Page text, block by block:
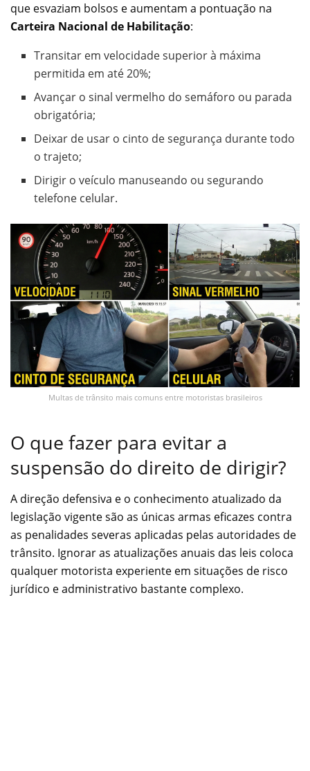
que esvaziam bolsos e aumentam a pontuação na
Carteira Nacional de Habilitação:
Transitar em velocidade superior à máxima
permitida em até 20%;
Avançar o sinal vermelho do semáforo ou parada
obrigatória;
Deixar de usar o cinto de segurança durante todo
o trajeto;
Dirigir o veículo manuseando ou segurando
telefone celular.
Multas de trânsito mais comuns entre motoristas brasileiros
O que fazer para evitar a
suspensão do direito de dirigir?
A direção defensiva e o conhecimento atualizado da
legislação vigente são as únicas armas eficazes contra
as penalidades severas aplicadas pelas autoridades de
trânsito. Ignorar as atualizações anuais das leis coloca
qualquer motorista experiente em situações de risco
jurídico e administrativo bastante complexo.